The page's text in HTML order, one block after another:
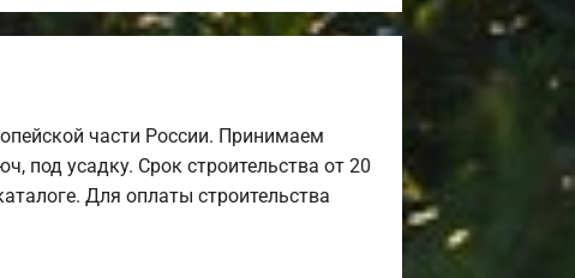
части России. Принимаем
под усадку. Срок строительства от 20
Для оплаты строительства